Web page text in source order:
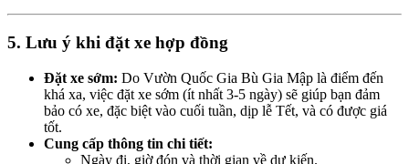
5. Lưu ý khi đặt xe hợp đồng
Đặt xe sớm: Do Vườn Quốc Gia Bù Gia Mập là điểm đến
khá xa, việc đặt xe sớm (ít nhất 3-5 ngày) sẽ giúp bạn đảm
bảo có xe, đặc biệt vào cuối tuần, dịp lễ Tết, và có được giá
tốt.
Cung cấp thông tin chi tiết:
Ngày đi, giờ đón và thời gian về dự kiến.